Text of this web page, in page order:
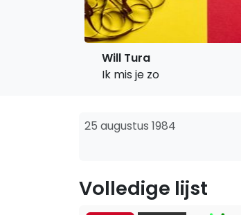
Will Tura
Ik mis je zo
25 augustus 1984
Volledige lijst